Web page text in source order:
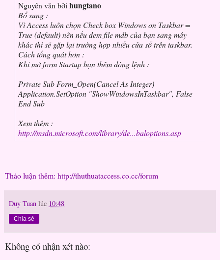
Nguyên văn bởihungtano
Bổ sung :
Vì Access luôn chọn Check box Windows on Taskbar =
True (default) nên nếu đem file mdb của bạn sang máy
khác thì sẽ gặp lại trường hợp nhiều cửa sổ trên taskbar.
Cách tổng quát hơn :
Khi mở form Startup bạn thêm dòng lệnh :
Private Sub Form_Open(Cancel As Integer)
Application.SetOption "ShowWindowsInTaskbar", False
End Sub
Xem thêm :
http://msdn.microsoft.com/library/de...baloptions.asp
Thảo luận thêm: http://thuthuataccess.co.cc/forum
Duy Tuan lúc 10:48
Chia sẻ
Không có nhận xét nào: